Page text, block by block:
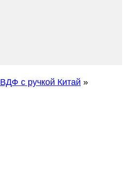
с ручкой Китай »